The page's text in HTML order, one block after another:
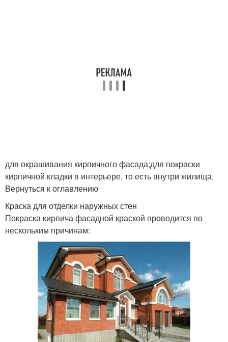
для окрашивания кирпичного фасада;для покраски
кирпичной кладки в интерьере, то есть внутри жилища.
Вернуться к оглавлению
Краска для отделки наружных стен
Покраска кирпича фасадной краской проводится по
нескольким причинам: